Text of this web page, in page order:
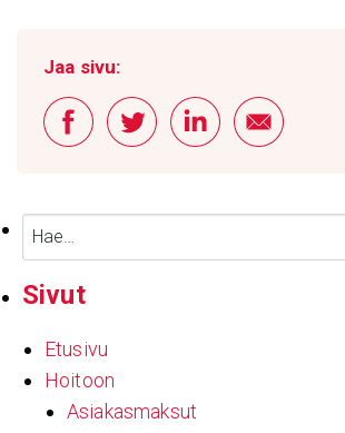
Jaa sivu:
Haku:
Sivut
Etusivu
Hoitoon
Asiakasmaksut